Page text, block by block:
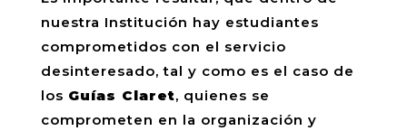
nuestra Institución hay estudiantes
comprometidos con el servicio
desinteresado, tal y como es el caso de
los Guías Claret, quienes se
comprometen en la organización y